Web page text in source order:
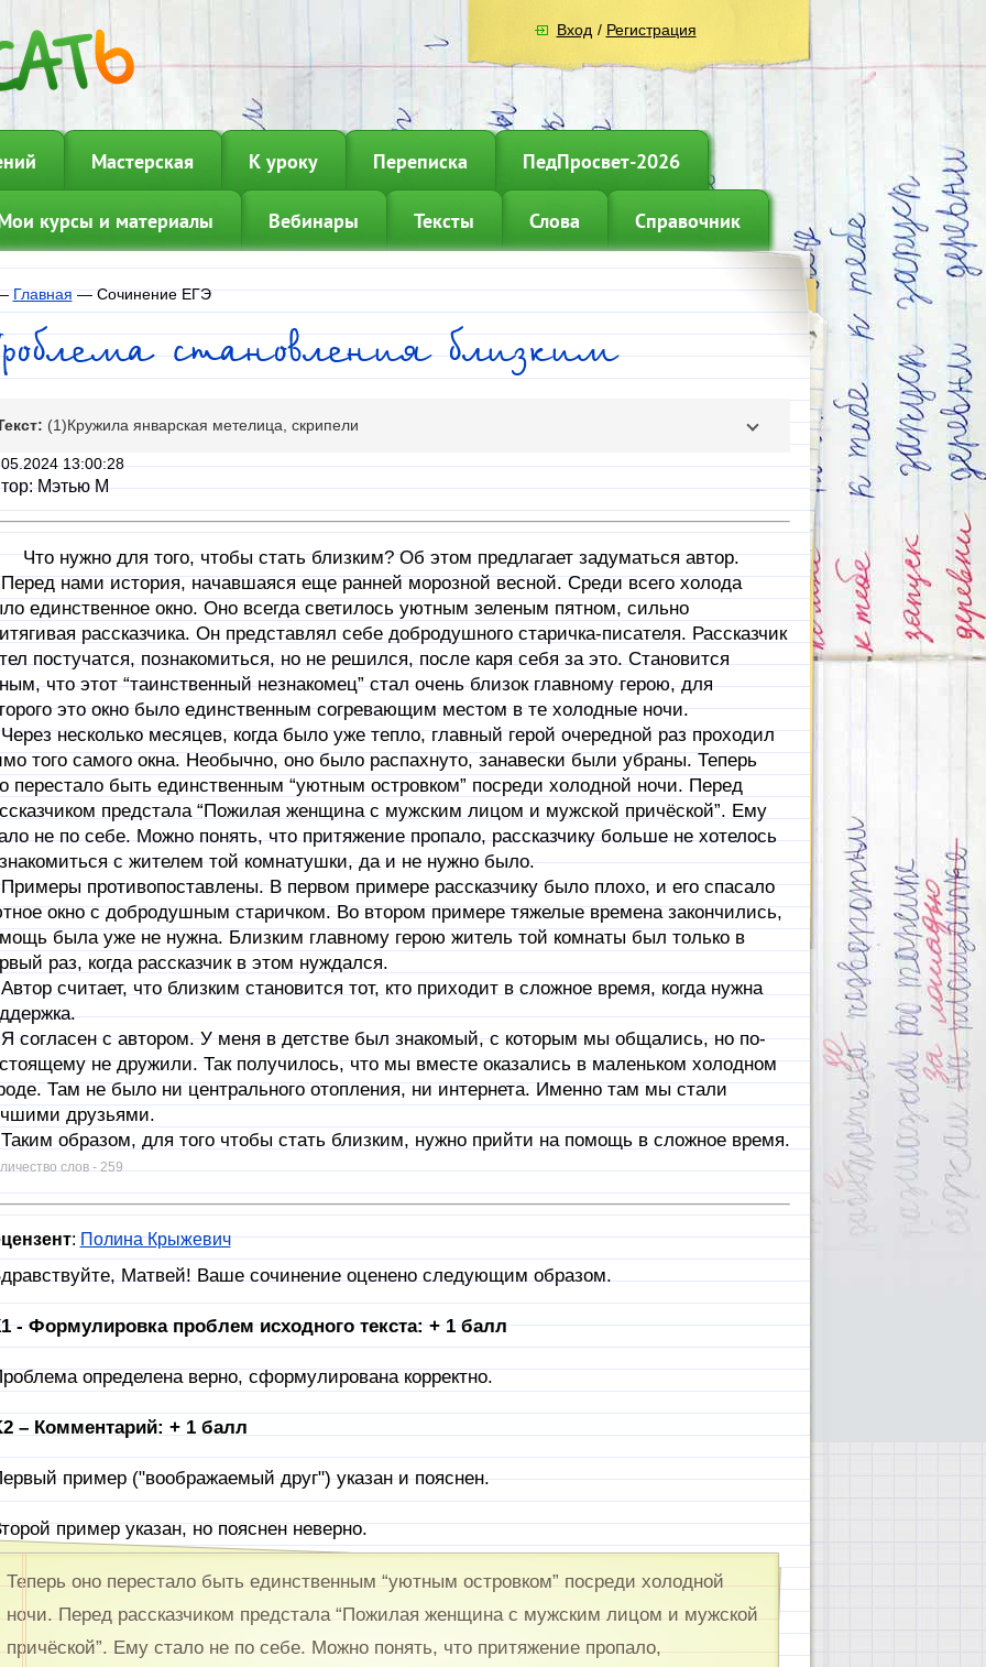
Вход / Регистрация
Мастерская К уроку Переписка ПедПросвет-2026
курсы и материалы Вебинары Тексты Слова Справочник
Главная—Сочинение ЕГЭ
становления близким
(1)Кружила январская метелица, скрипели
13:00:28
Мэтью М
нужно для того, чтобы стать близким? Об этом предлагает задуматься автор.
нами история, начавшаяся еще ранней морозной весной. Среди всего холода
единственное окно. Оно всегда светилось уютным зеленым пятном, сильно
рассказчика. Он представлял себе добродушного старичка-писателя. Рассказчик
постучатся, познакомиться, но не решился, после каря себя за это. Становится
что этот “таинственный незнакомец” стал очень близок главному герою, для
это окно было единственным согревающим местом в те холодные ночи.
несколько месяцев, когда было уже тепло, главный герой очередной раз проходил
того самого окна. Необычно, оно было распахнуто, занавески были убраны. Теперь
перестало быть единственным “уютным островком” посреди холодной ночи. Перед
предстала “Пожилая женщина с мужским лицом и мужской причёской”. Ему
не по себе. Можно понять, что притяжение пропало, рассказчику больше не хотелось
с жителем той комнатушки, да и не нужно было.
противопоставлены. В первом примере рассказчику было плохо, и его спасало
окно с добродушным старичком. Во втором примере тяжелые времена закончились,
была уже не нужна. Близким главному герою житель той комнаты был только в
раз, когда рассказчик в этом нуждался.
считает, что близким становится тот, кто приходит в сложное время, когда нужна
с автором. У меня в детстве был знакомый, с которым мы общались, но по-
не дружили. Так получилось, что мы вместе оказались в маленьком холодном
Там не было ни центрального отопления, ни интернета. Именно там мы стали
друзьями.
образом, для того чтобы стать близким, нужно прийти на помощь в сложное время.
слов - 259
:Полина Крыжевич
Матвей! Ваше сочинение оценено следующим образом.
- Формулировка проблем исходного текста: + 1 балл
определена верно, сформулирована корректно.
– Комментарий: + 1 балл
пример ("воображаемый друг") указан и пояснен.
пример указан, но пояснен неверно.
Теперь оно перестало быть единственным “уютным островком” посреди холодной
ночи. Перед рассказчиком предстала “Пожилая женщина с мужским лицом и мужской
причёской”. Ему стало не по себе. Можно понять, что притяжение пропало,